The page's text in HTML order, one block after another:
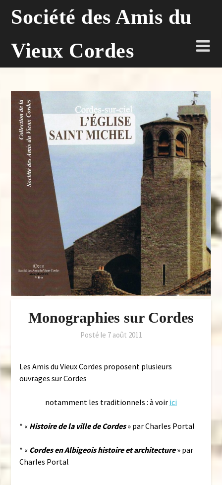
Société des Amis du
Vieux Cordes
Monographies sur Cordes
Posté le 7 août 2011
Les Amis du Vieux Cordes proposent plusieurs
ouvrages sur Cordes
notamment les traditionnels : à voir ici
* « Histoire de la ville de Cordes» par Charles Portal
* « Cordes en Albigeois histoire et architecture» par
Charles Portal